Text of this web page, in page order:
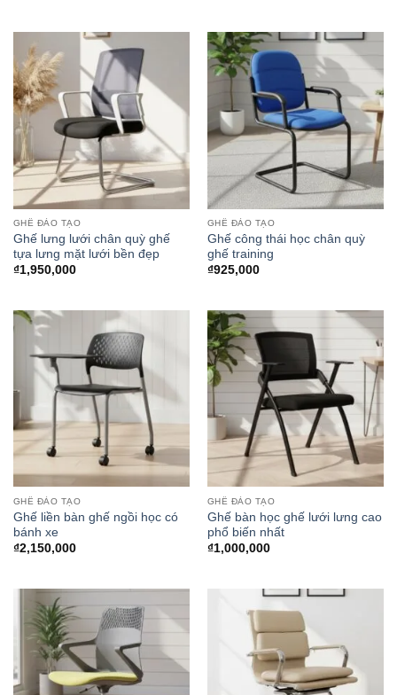
GHẾ ĐÀO TẠO
Ghế lưng lưới chân quỳ ghế
tựa lưng mặt lưới bền đẹp
₫1,950,000
GHẾ ĐÀO TẠO
Ghế công thái học chân quỳ
ghế training
₫925,000
GHẾ ĐÀO TẠO
Ghế liền bàn ghế ngồi học có
bánh xe
₫2,150,000
GHẾ ĐÀO TẠO
Ghế bàn học ghế lưới lưng cao
phổ biến nhất
₫1,000,000